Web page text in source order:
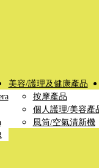
美容/護理及健康產品
按摩產品
個人護理/美容產
風筒/空氣清新機